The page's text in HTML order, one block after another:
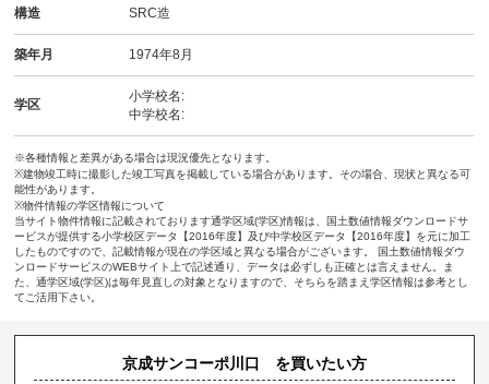
構造 SRC造
築年月 1974年8月
学区
小学校名:
中学校名:
※各種情報と差異がある場合は現況優先となります。
※建物竣工時に撮影した竣工写真を掲載している場合があります。その場合、現状と異なる可
能性があります。
※物件情報の学区情報について
当サイト物件情報に記載されております通学区域(学区)情報は、国土数値情報ダウンロードサ
ービスが提供する小学校区データ【2016年度】及び中学校区データ【2016年度】を元に加工
したものですので、記載情報が現在の学区域と異なる場合がございます。 国土数値情報ダウ
ンロードサービスのWEBサイト上で記述通り、データは必ずしも正確とは言えません。ま
た、通学区域(学区)は毎年見直しの対象となりますので、そちらを踏まえ学区情報は参考とし
てご活用下さい。
京成サンコーポ川口 を買いたい方